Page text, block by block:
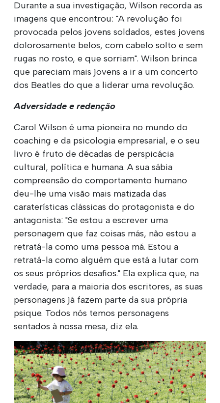
Durante a sua investigação, Wilson recorda as
imagens que encontrou: "A revolução foi
provocada pelos jovens soldados, estes jovens
dolorosamente belos, com cabelo solto e sem
rugas no rosto, e que sorriam". Wilson brinca
que pareciam mais jovens a ir a um concerto
dos Beatles do que a liderar uma revolução.
Adversidade e redenção
Carol Wilson é uma pioneira no mundo do
coaching e da psicologia empresarial, e o seu
livro é fruto de décadas de perspicácia
cultural, política e humana. A sua sábia
compreensão do comportamento humano
deu-lhe uma visão mais matizada das
caraterísticas clássicas do protagonista e do
antagonista: "Se estou a escrever uma
personagem que faz coisas más, não estou a
retratá-la como uma pessoa má. Estou a
retratá-la como alguém que está a lutar com
os seus próprios desafios." Ela explica que, na
verdade, para a maioria dos escritores, as suas
personagens já fazem parte da sua própria
psique. Todos nós temos personagens
sentados à nossa mesa, diz ela.